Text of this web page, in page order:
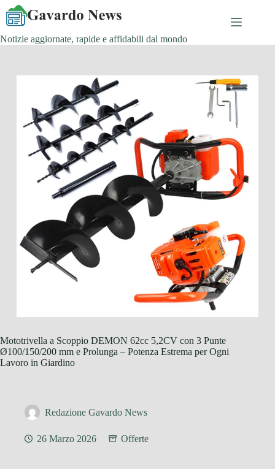
Salta
contenuto
Notizie aggiornate, rapide e affidabili dal mondo
Mototrivella a Scoppio DEMON 62cc 5,2CV con 3 Punte
Ø100/150/200 mm e Prolunga – Potenza Estrema per Ogni
Lavoro in Giardino
Redazione Gavardo News
26 Marzo 2026 Offerte